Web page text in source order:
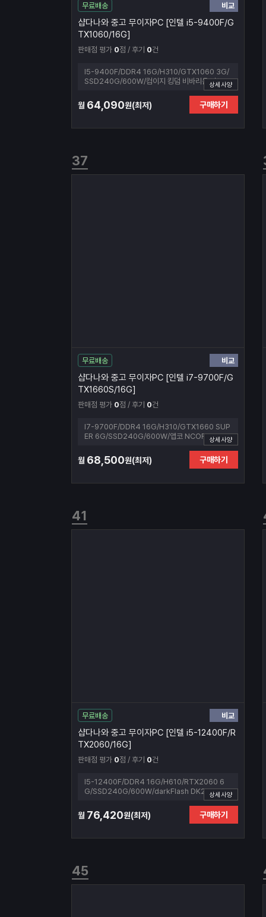
무료배송 비교
샵다나와 중고 무이자PC [인텔 i5-9400F/G
TX1060/16G]
판매점 평가 0점 / 후기 0건
I5-9400F/DDR4 16G/H310/GTX1060 3G/
SSD240G/600W/컴이지 킹덤 비바리움 나노
상세사양
월 64,090원(최저) 구매하기
무료배송 비교
샵다나와 중고 무이자PC [인텔 i7-9700F/G
TX1660S/16G]
판매점 평가 0점 / 후기 0건
I7-9700F/DDR4 16G/H310/GTX1660 SUP
ER 6G/SSD240G/600W/앱코 NCORE G30
상세사양
월 68,500원(최저) 구매하기
무료배송 비교
샵다나와 중고 무이자PC [인텔 i5-12400F/R
TX2060/16G]
판매점 평가 0점 / 후기 0건
I5-12400F/DDR4 16G/H610/RTX2060 6
G/SSD240G/600W/darkFlash DK200 RGB
상세사양
월 76,420원(최저) 구매하기